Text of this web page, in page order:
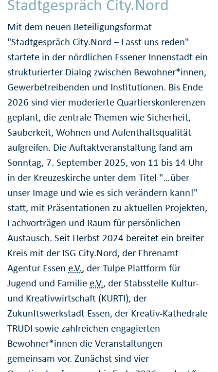
Stadtgespräch City.Nord
Mit dem neuen Beteiligungsformat
"Stadtgespräch City.Nord – Lasst uns reden"
startete in der nördlichen Essener Innenstadt ein
strukturierter Dialog zwischen Bewohner*innen,
Gewerbetreibenden und Institutionen. Bis Ende
2026 sind vier moderierte Quartierskonferenzen
geplant, die zentrale Themen wie Sicherheit,
Sauberkeit, Wohnen und Aufenthaltsqualität
aufgreifen. Die Auftaktveranstaltung fand am
Sonntag, 7. September 2025, von 11 bis 14 Uhr
in der Kreuzeskirche unter dem Titel "…über
unser Image und wie es sich verändern kann!"
statt, mit Präsentationen zu aktuellen Projekten,
Fachvorträgen und Raum für persönlichen
Austausch. Seit Herbst 2024 bereitet ein breiter
Kreis mit der ISG City.Nord, der Ehrenamt
Agentur Essen e.V., der Tulpe Plattform für
Jugend und Familie e.V., der Stabsstelle Kultur-
und Kreativwirtschaft (KURTI), der
Zukunftswerkstadt Essen, der Kreativ-Kathedrale
TRUDI sowie zahlreichen engagierten
Bewohner*innen die Veranstaltungen
gemeinsam vor. Zunächst sind vier